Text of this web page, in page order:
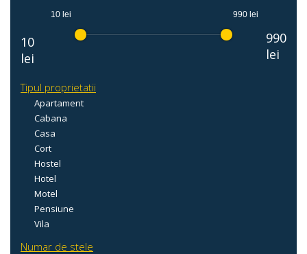
10
lei
10 lei 990 lei
990
lei
Tipul proprietatii
Apartament
Cabana
Casa
Cort
Hostel
Hotel
Motel
Pensiune
Vila
Numar de stele